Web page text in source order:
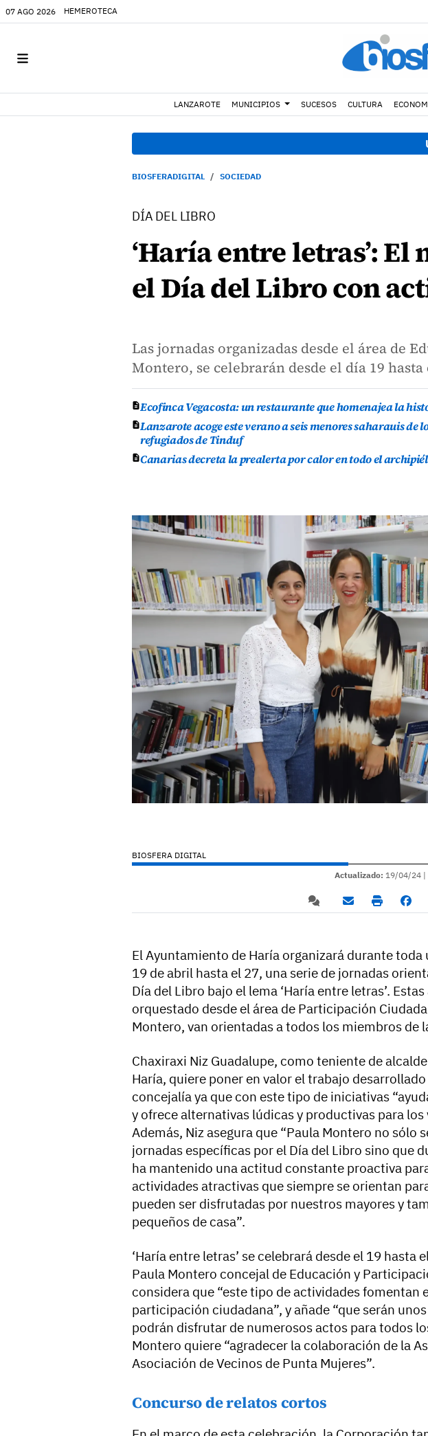
07 AGO 2026 HEMEROTECA
LANZAROTE MUNICIPIOS SUCESOS CULTURA
BIOSFERADIGITAL SOCIEDAD
DÍA DEL LIBRO
‘Haría entre letras’:
el Día del Libro con
Las jornadas organizadas desde el área de
Montero, se celebrarán desde el día 19
Ecofinca Vegacosta: un restaurante que homenajea la
Lanzarote acoge este verano a seis menores saharauis de
refugiados de Tinduf
Canarias decreta la prealerta por calor en todo el
BIOSFERA DIGITAL
Actualizado: 19/04/24 |
El Ayuntamiento de Haría organizará durante toda
19 de abril hasta el 27, una serie de jornadas
Día del Libro bajo el lema ‘Haría entre letras’.
orquestado desde el área de Participación
Montero, van orientadas a todos los miembros de
Chaxiraxi Niz Guadalupe, como teniente de
Haría, quiere poner en valor el trabajo
concejalía ya que con este tipo de iniciativas
y ofrece alternativas lúdicas y productivas para
Además, Niz asegura que “Paula Montero no sólo
jornadas específicas por el Día del Libro sino que
ha mantenido una actitud constante proactiva
actividades atractivas que siempre se orientan
pueden ser disfrutadas por nuestros mayores y
pequeños de casa”.
‘Haría entre letras’ se celebrará desde el 19 hasta
Paula Montero concejal de Educación y
considera que “este tipo de actividades fomentan
participación ciudadana”, y añade “que serán
podrán disfrutar de numerosos actos para todos
Montero quiere “agradecer la colaboración de la
Asociación de Vecinos de Punta Mujeres”.
Concurso de relatos cortos